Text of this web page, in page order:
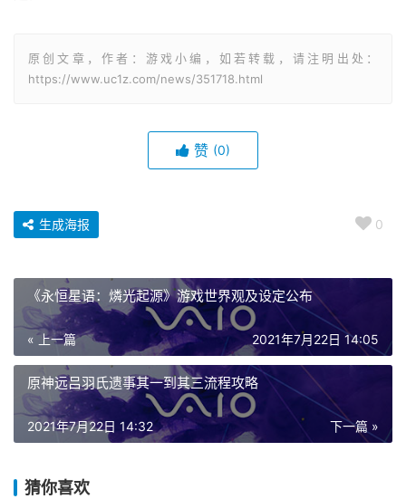
原创文章，作者：游戏小编，如若转载，请注明出处：
https://www.uc1z.com/news/351718.html
赞 (0)
0
生成海报
《永恒星语：燐光起源》游戏世界观及设定公布
« 上一篇 2021年7月22日 14:05
原神远吕羽氏遗事其一到其三流程攻略
下一篇 »
2021年7月22日 14:32
猜你喜欢